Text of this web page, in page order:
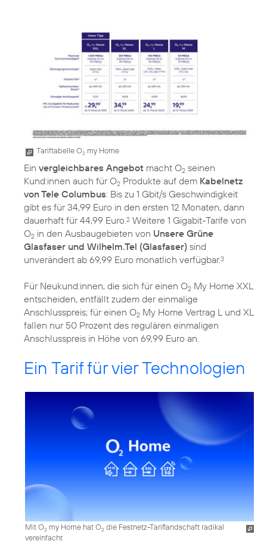
Tariftabelle O2 my Home
Ein vergleichbares Angebot macht O2 seinen
Kund:innen auch für O2 Produkte auf dem Kabelnetz
von Tele Columbus: Bis zu 1 Gbit/s Geschwindigkeit
gibt es für 34,99 Euro in den ersten 12 Monaten, dann
dauerhaft für 44,99 Euro.2 Weitere 1 Gigabit-Tarife von
O2 in den Ausbaugebieten von Unsere Grüne
Glasfaser und Wilhelm.Tel (Glasfaser) sind
unverändert ab 69,99 Euro monatlich verfügbar.3
Für Neukund:innen, die sich für einen O2 My Home XXL
entscheiden, entfällt zudem der einmalige
Anschlusspreis; für einen O2 My Home Vertrag L und XL
fallen nur 50 Prozent des regulären einmaligen
Anschlusspreis in Höhe von 69,99 Euro an.
Ein Tarif für vier Technologien
Mit O2 my Home hat O2 die Festnetz-Tariflandschaft radikal
vereinfacht